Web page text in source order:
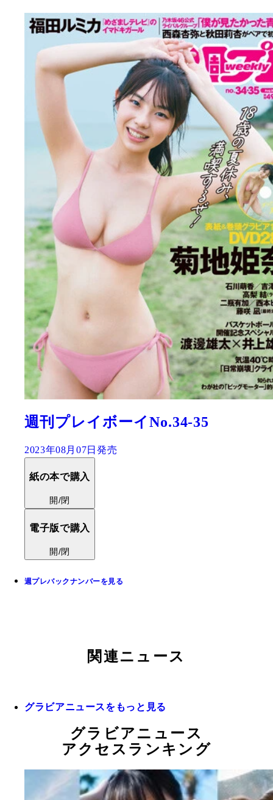
週刊プレイボーイNo.34-35
2023年08月07日発売
紙の本で購入
開/閉
電子版で購入
開/閉
週プレバックナンバーを見る
関連ニュース
グラビアニュースをもっと見る
グラビアニュース
アクセスランキング